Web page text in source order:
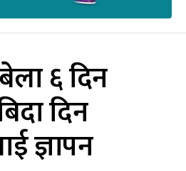
६ दिन
दिन
ज्ञापन